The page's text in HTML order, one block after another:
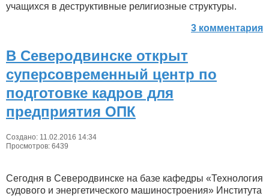
учащихся в деструктивные религиозные структуры.
3 комментария
В Северодвинске открыт
суперсовременный центр по
подготовке кадров для
предприятия ОПК
Создано: 11.02.2016 14:34
Просмотров: 6439
Сегодня в Северодвинске на базе кафедры «Технология
судового и энергетического машиностроения» Института